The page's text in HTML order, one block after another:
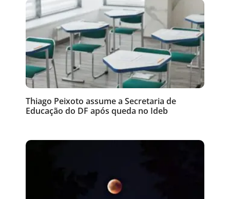
Thiago Peixoto assume a Secretaria de
Educação do DF após queda no Ideb